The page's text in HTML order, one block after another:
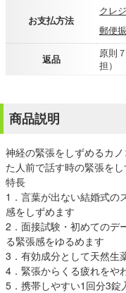
お支払方法
クレ
郵便
返品
原則
担）
商品説明
神経の緊張をしずめるカ
た人前で話す時の緊張を
特長
1．言葉が出ない結婚式の
感をしずめます
2．面接試験・初めてのデ
る緊張感をゆるめます
3．有効成分として天然生
4．緊張からくる疲れをや
5．携帯しやすい1回分3錠